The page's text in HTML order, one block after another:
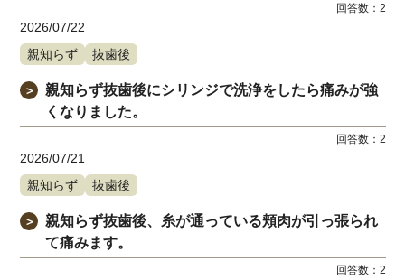
回答数： 2
2026/07/22
親知らず
抜歯後
＞
親知らず抜歯後にシリンジで洗浄をしたら痛みが強
くなりました。
回答数： 2
2026/07/21
親知らず
抜歯後
＞
親知らず抜歯後、糸が通っている頬肉が引っ張られ
て痛みます。
回答数： 2